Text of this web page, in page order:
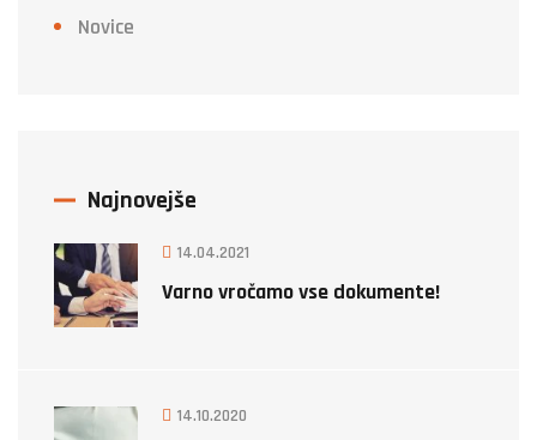
Novice
Najnovejše
14.04.2021
Varno vročamo vse dokumente!
14.10.2020